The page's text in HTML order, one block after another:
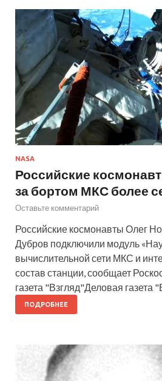
NASA
Российские
за бортом МКС более
Оставьте комментарий
Российские космонавты Олег
Дубров подключили модуль
вычислительной сети МКС и
состав станции, сообщает
газета "Взгляд"Деловая газета
ПОДРОБНЕЕ